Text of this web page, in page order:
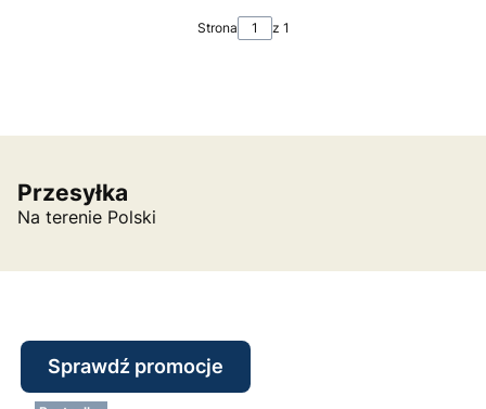
Strona z 1
Przesyłka
Na terenie Polski
Sprawdź promocje